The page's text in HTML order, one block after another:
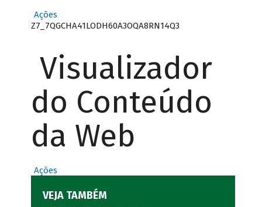
Ações
Z7_7QGCHA41LODH60A3OQA8RN14Q3
Visualizador
do Conteúdo
da Web
Ações
VEJA TAMBÉM